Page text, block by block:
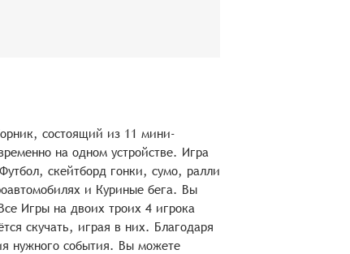
состоящий из 11 мини-
на одном устройстве. Игра
cкейтборд гонки, сумо, ралли
и Куриные бега. Вы
Игры на двоих троих 4 игрока
скучать, играя в них. Благодаря
нужного события. Вы можете